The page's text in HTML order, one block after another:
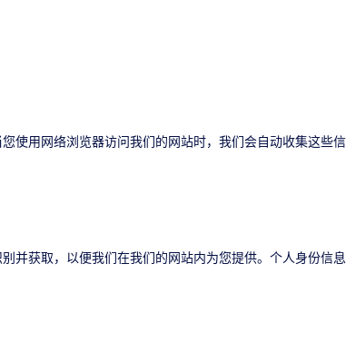
使用网络浏览器访问我们的网站时，我们会自动收集这些
并获取，以便我们在我们的网站内为您提供。个人身份